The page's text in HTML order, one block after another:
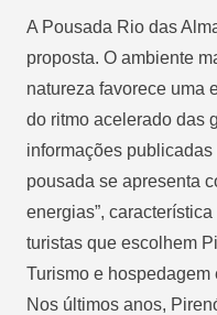
A Pousada Rio das
proposta. O ambiente
natureza favorece uma
do ritmo acelerado das
informações
pousada se apresenta
energias”,
turistas que escolhem
Turismo e
Nos últimos anos,